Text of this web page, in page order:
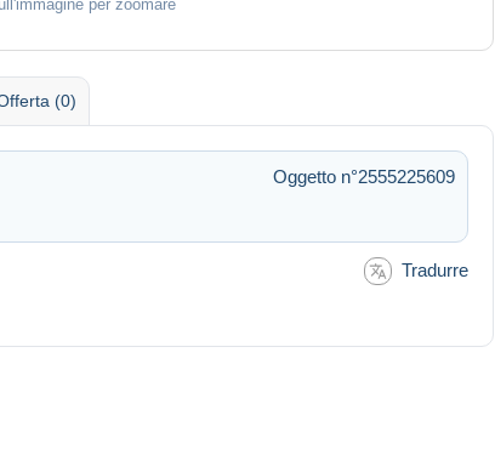
per zoomare
(0)
Oggetto n°2555225609
Tradurre